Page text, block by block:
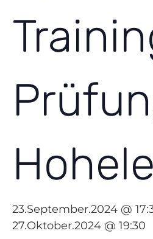
23.September.2024 @
27.Oktober.2024 @ 19:30